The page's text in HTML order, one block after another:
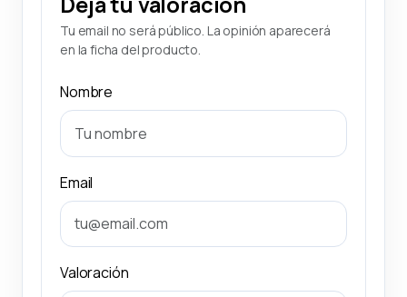
Tu email no será público. La opinión aparecerá
en la ficha del producto.
Nombre
Email
Valoración